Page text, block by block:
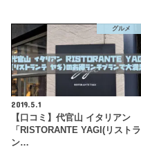
グルメ
2019.5.1
【口コミ】代官山 イタリアン
「RISTORANTE YAGI(リストラ
ン…